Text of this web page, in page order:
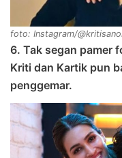
foto: Instagram/
6. Tak segan pamer
Kriti dan Kartik pun
penggemar.